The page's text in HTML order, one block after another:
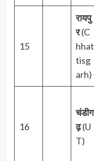
15
रायपु
र(C
hhat
tisg
arh)
16
चंडीग
ढ़(U
T)